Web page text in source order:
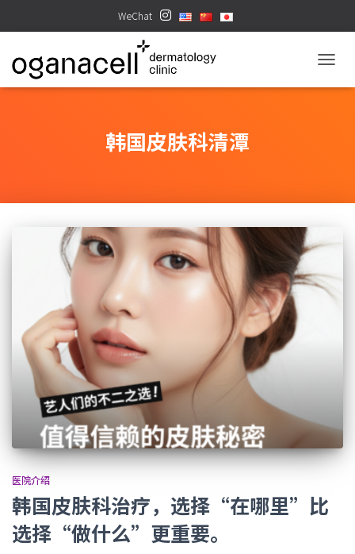
WeChat
韩国皮肤科清潭
医院介绍
韩国皮肤科治疗，选择“在哪里”比
选择“做什么”更重要。